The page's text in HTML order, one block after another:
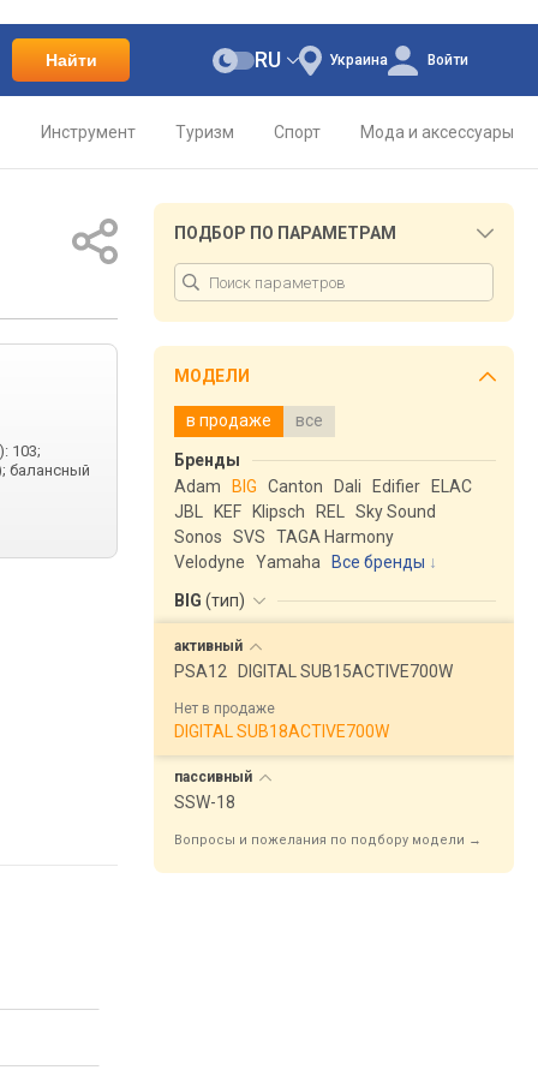
Найти Украина
RU Войти
Инструмент Туризм Спорт Мода и аксессуары
103;
балансный
ПОДБОР ПО ПАРАМЕТРАМ
МОДЕЛИ
в продаже все
Бренды
Adam
BIG Canton Dali Edifier
ELAC
JBL
KEF Klipsch REL
Sky Sound
Sonos
SVS
TAGA Harmony
Velodyne
Yamaha
Все бренды
BIG (тип)
активный
PSA12 DIGITAL SUB15ACTIVE700W
Нет в продаже
DIGITAL SUB18ACTIVE700W
пассивный
SSW-18
Вопросы и пожелания по подбору модели →